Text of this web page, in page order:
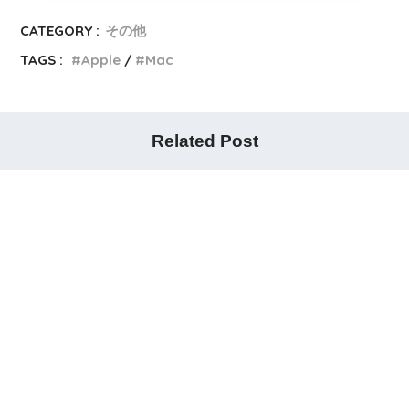
CATEGORY : その他
TAGS :
Apple Mac
Related Post